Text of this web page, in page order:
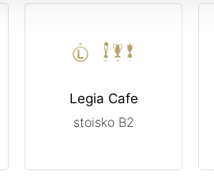
Legia Cafe
stoisko B2